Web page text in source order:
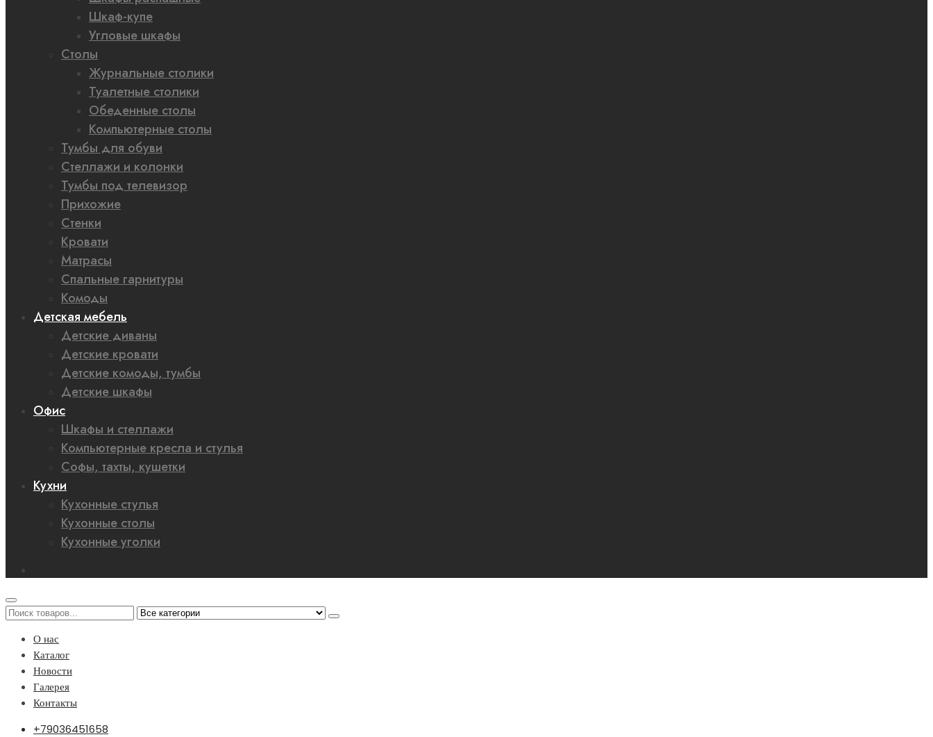
Шкаф-купе
Угловые шкафы
Столы
Журнальные столики
Туалетные столики
Обеденные столы
Компьютерные столы
Тумбы для обуви
Стеллажи и колонки
Тумбы под телевизор
Прихожие
Стенки
Кровати
Матрасы
Спальные гарнитуры
Комоды
Детская мебель
Детские диваны
Детские кровати
Детские комоды, тумбы
Детские шкафы
Офис
Шкафы и стеллажи
Компьютерные кресла и стулья
Софы, тахты, кушетки
Кухни
Кухонные стулья
Кухонные столы
Кухонные уголки
О нас
Каталог
Новости
Галерея
Контакты
+79036451658